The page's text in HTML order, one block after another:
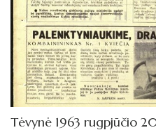
Tėvynė 1963 rugpjūčio